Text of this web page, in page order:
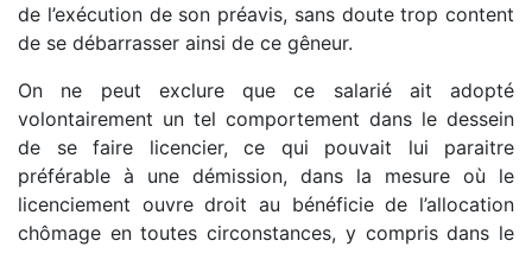
de l’exécution de son préavis, sans doute trop content
de se débarrasser ainsi de ce gêneur.
On ne peut exclure que ce salarié ait adopté
volontairement un tel comportement dans le dessein
de se faire licencier, ce qui pouvait lui paraitre
préférable à une démission, dans la mesure où le
licenciement ouvre droit au bénéficie de l’allocation
chômage en toutes circonstances, y compris dans le